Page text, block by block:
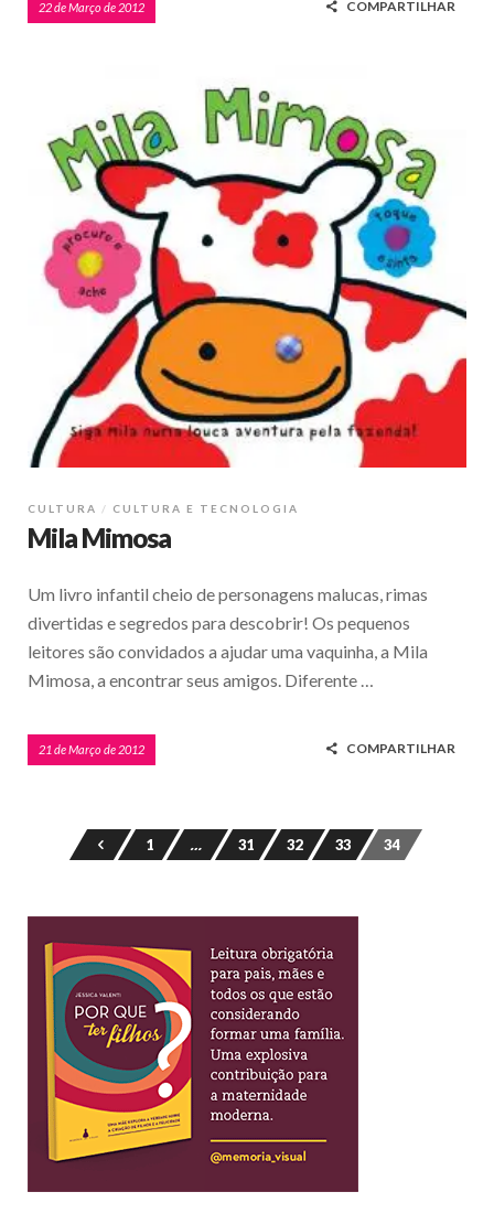
22 de Março de 2012 COMPARTILHAR
CULTURA CULTURA E TECNOLOGIA
Mila Mimosa
Um livro infantil cheio de personagens malucas, rimas
divertidas e segredos para descobrir! Os pequenos
leitores são convidados a ajudar uma vaquinha, a Mila
Mimosa, a encontrar seus amigos. Diferente …
21 de Março de 2012 COMPARTILHAR
1 … 31 32 33 34